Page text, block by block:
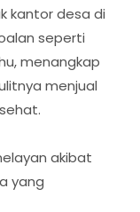
kantor desa di
seperti
menangkap
menjual
akibat
yang